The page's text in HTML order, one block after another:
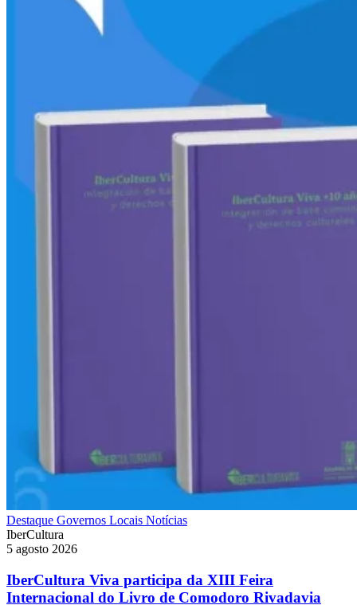
Destaque Governos Locais Notícias
IberCultura
5 agosto 2026
IberCultura Viva participa da XIII Feira
Internacional do Livro de Comodoro Rivadavia